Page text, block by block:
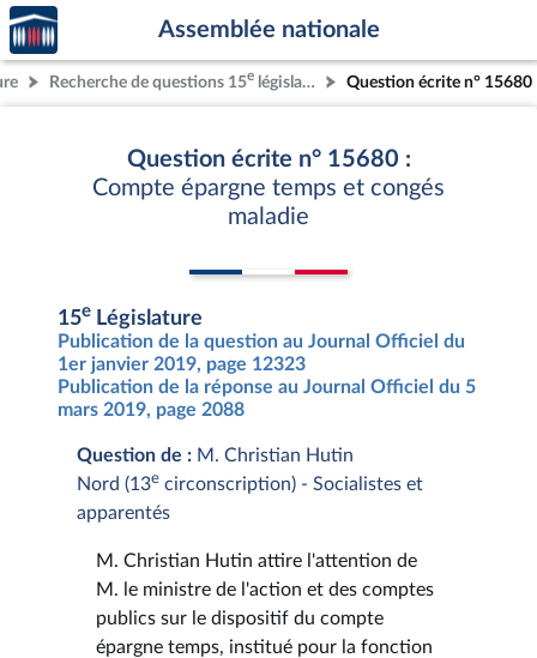
Aller au contenu
Aller en bas de la page
Accèder
à la
page
d'accueil
Assemblée nationale
Recherche de questions 15e législature Question écrite n° 15680
Question écrite n° 15680 :
Compte épargne temps et congés
maladie
15e Législature
Publication de la question au Journal Officiel du
1er janvier 2019, page 12323
Publication de la réponse au Journal Officiel du 5
mars 2019, page 2088
Question de : M. Christian Hutin
Nord (13e circonscription) - Socialistes et
apparentés
M. Christian Hutin attire l'attention de
M. le ministre de l'action et des comptes
publics sur le dispositif du compte
épargne temps, institué pour la fonction